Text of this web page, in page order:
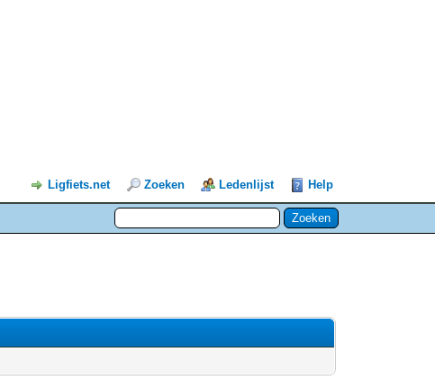
Ligfiets.net Zoeken Ledenlijst Help